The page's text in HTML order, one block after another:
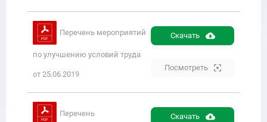
Перечень мероприятий
по улучшению условий труда
от 25.06.2019
Скачать
Посмотреть
Перечень Скачать